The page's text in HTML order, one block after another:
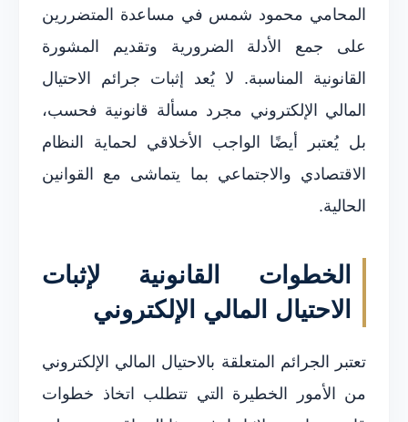
المحامي محمود شمس في مساعدة المتضررين
على جمع الأدلة الضرورية وتقديم المشورة
القانونية المناسبة. لا يُعد إثبات جرائم الاحتيال
المالي الإلكتروني مجرد مسألة قانونية فحسب،
بل يُعتبر أيضًا الواجب الأخلاقي لحماية النظام
الاقتصادي والاجتماعي بما يتماشى مع القوانين
الحالية.
الخطوات القانونية لإثبات
الاحتيال المالي الإلكتروني
تعتبر الجرائم المتعلقة بالاحتيال المالي الإلكتروني
من الأمور الخطيرة التي تتطلب اتخاذ خطوات